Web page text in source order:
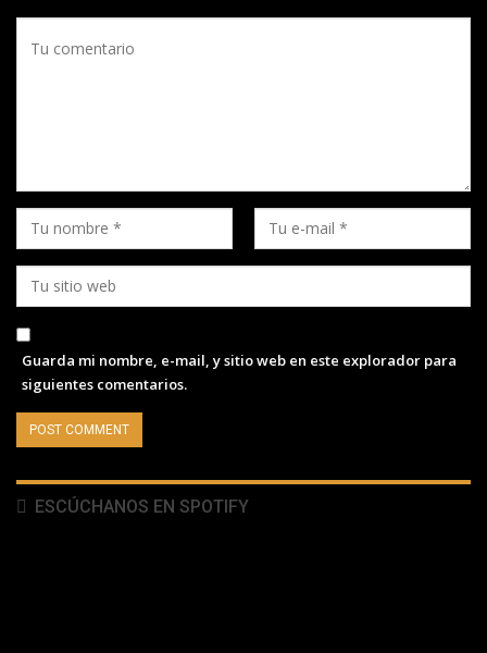
Guarda mi nombre, e-mail, y sitio web en este explorador para
siguientes comentarios.
ESCÚCHANOS EN SPOTIFY